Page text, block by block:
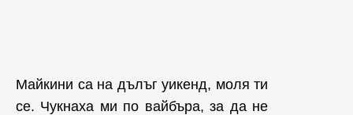
Майкини са на дълъг уикенд, моля ти
се. Чукнаха ми по вайбъра, за да не